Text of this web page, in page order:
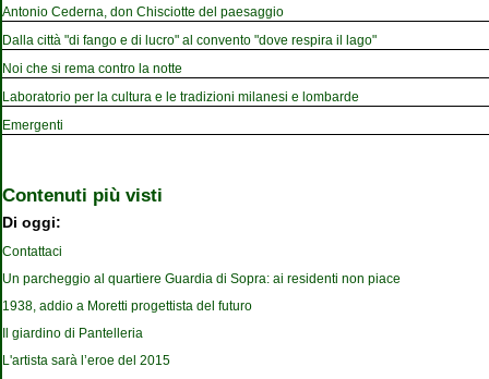
Antonio Cederna, don Chisciotte del paesaggio
Dalla città "di fango e di lucro" al convento "dove respira il lago"
Noi che si rema contro la notte
Laboratorio per la cultura e le tradizioni milanesi e lombarde
Emergenti
Contenuti più visti
Di oggi:
Contattaci
Un parcheggio al quartiere Guardia di Sopra: ai residenti non piace
1938, addio a Moretti progettista del futuro
Il giardino di Pantelleria
L'artista sarà l’eroe del 2015